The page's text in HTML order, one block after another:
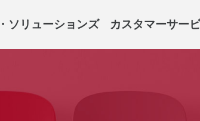
ソリューションズ カスタマーサー